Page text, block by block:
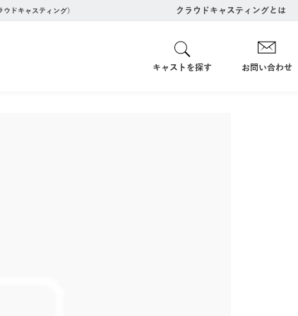
ドキャスティング） クラウドキャスティングとは
キャストを探す お問い合わせ